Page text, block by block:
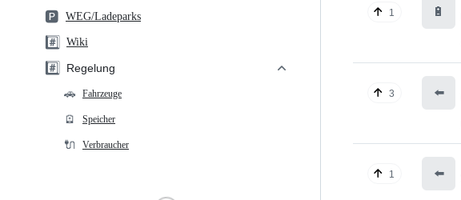
🅿️ WEG/Ladeparks
#️⃣ Wiki
#️⃣
Regelung
🚗
Fahrzeuge
🪫 Speicher
🔌 Verbraucher
1 🔋
3 ⬅️
1 ⬅️